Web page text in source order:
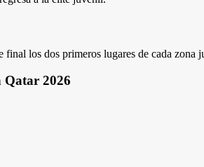
los dos primeros lugares de cada
Qatar 2026